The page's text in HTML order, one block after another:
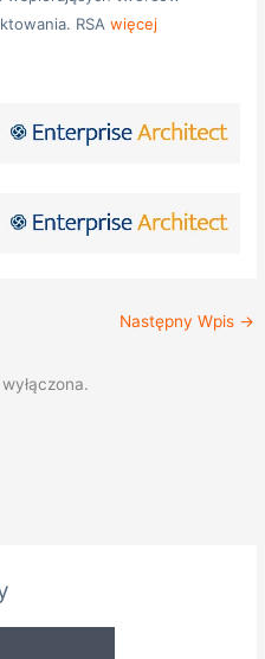
RSAwięcej
Następny Wpis →